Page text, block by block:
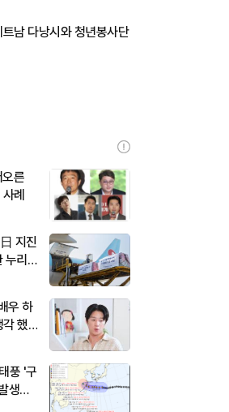
남 다낭시와 청년봉사단
른
례
지진
누리
우 하
각 했
풍 '구
생…